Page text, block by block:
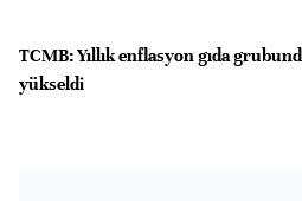
TCMB: Yıllık enflasyon gıda
yükseldi